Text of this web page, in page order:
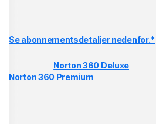
Se abonnementsdetaljer nedenfor.*
Norton 360 Deluxe
Norton 360 Premium